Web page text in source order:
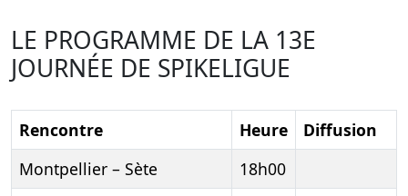
LE PROGRAMME DE LA 13E
JOURNÉE DE SPIKELIGUE
Rencontre Heure
Diffusion
Montpellier – Sète
18h00